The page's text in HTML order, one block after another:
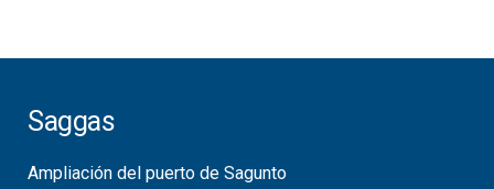
Saggas
Ampliación del puerto de Sagunto